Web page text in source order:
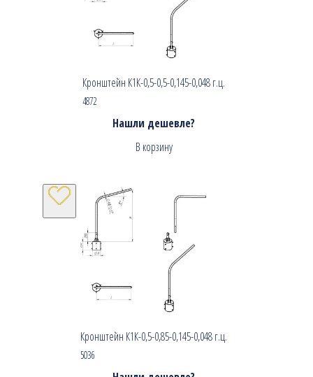
Кронштейн К1К-0,5-0,5-0,145-0,048 г.ц.
4872
Нашли дешевле?
В корзину
Кронштейн К1К-0,5-0,85-0,145-0,048 г.ц.
5036